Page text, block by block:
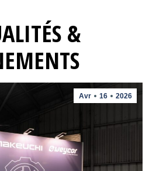
&
Avr 16 2026